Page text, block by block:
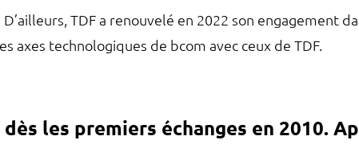
TDF a renouvelé en 2022 son engagement
axes technologiques de bcom avec ceux de TDF.​
les premiers échanges en 2010.